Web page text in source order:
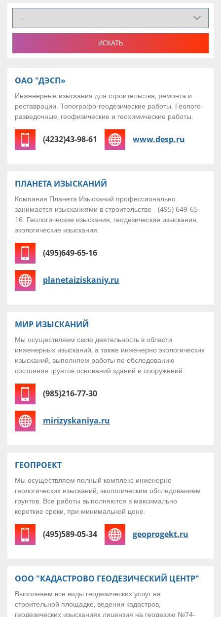
ОАО "ДЭСП»
Инженерные изыскания для строительства, ремонта и
реставрации. Топографо-геодезические работы. Геолого-
разведочные, геофизические и геохимические работы.
(4232)43-98-61 www.desp.ru
ПЛАНЕТА ИЗЫСКАНИЙ
Компания Планета Изысканий профессионально
занимается изысканиями в строительстве - (495) 649-65-
16. Геологические изыскания, геодезические изыскания,
экологические изыскания.
(495)649-65-16
planetaiziskaniy.ru
МИР ИЗЫСКАНИЙ
Мы осуществляем свою деятельность в области
инженерных изысканий, а также инженерно экологических
изысканий, выполняем работы по обследованию
состояния грунтов оснований зданий и сооружений.
(985)216-77-30
mirizyskaniya.ru
ГЕОПРОЕКТ
Мы осуществляем полный комплекс инженерно
геологических изысканий, экологическим обследованием
грунтов. Все работы выполняются в максимально
короткие сроки, при минимальной цене.
(495)589-05-34 geoprogekt.ru
ООО "КАДАСТРОВО ГЕОДЕЗИЧЕСКИЙ ЦЕНТР"
Выполняем все виды геодезических услуг на
строительной площадке, ведении кадастров,
геодезических изысканиях лицензия на геодезию №74-